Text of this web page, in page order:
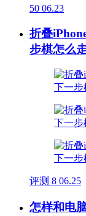
50 06.23
折叠
步棋怎么
评测 8 06.25
怎样和电